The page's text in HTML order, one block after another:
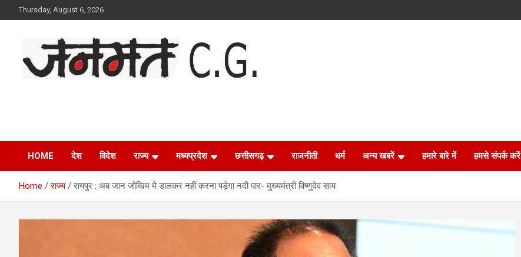
to
Thursday, August 6, 2026
HOME देश विदेश राज्य मध्यप्रदेश छत्तीसगढ़ राजनीती धर्म अन्य खबरें हमारे बारे में हमसे संपर्क करें
Home राज्य रायपुर : अब जान जोखिम में डालकर नहीं करना पड़ेगा नदी पार- मुख्यमंत्री विष्णुदेव साय